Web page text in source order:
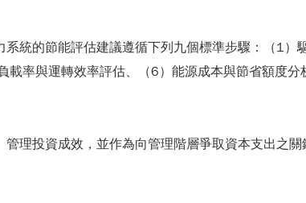
統的節能評估建議遵循下列九個標準步驟：（1）
率與運轉效率評估、（6）能源成本與節省額度
理投資成效，並作為向管理階層爭取資本支出之關